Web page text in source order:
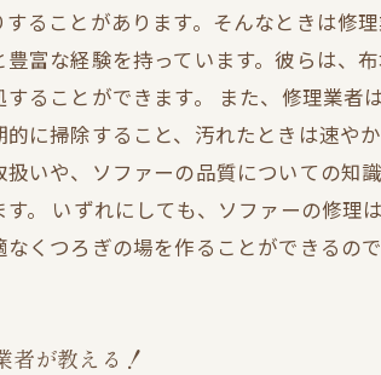
することがあります。そんなときは修
豊富な経験を持っています。彼らは、
することができます。 また、修理業
的に掃除すること、汚れたときは速や
扱いや、ソファーの品質についての知
す。 いずれにしても、ソファーの修理
なくつろぎの場を作ることができるの
者が教える！